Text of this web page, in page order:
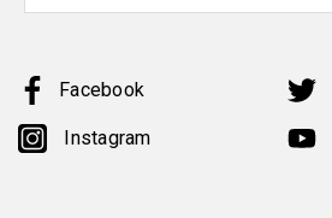
Facebook
Instagram